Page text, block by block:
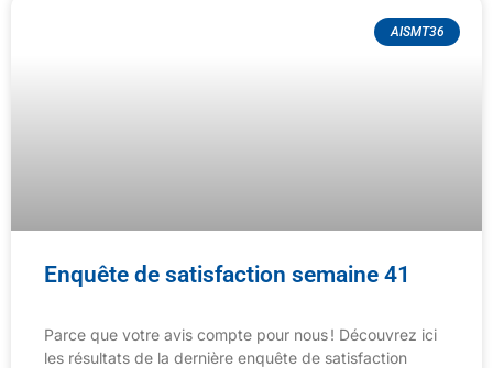
AISMT36
Enquête de satisfaction semaine 41
Parce que votre avis compte pour nous ! Découvrez ici
les résultats de la dernière enquête de satisfaction